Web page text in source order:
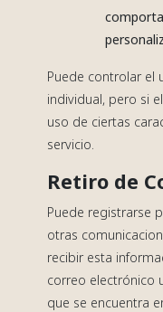
Puede controlar el
individual, pero si
uso de ciertas
servicio.
Retiro de
Puede registrarse
otras
recibir esta
correo electrónico
que se encuentra